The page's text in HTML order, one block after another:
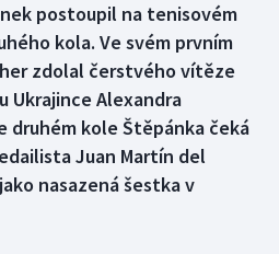
postoupil na tenisovém
kola. Ve svém prvním
zdolal čerstvého vítěze
Ukrajince Alexandra
druhém kole Štěpánka čeká
Juan Martín del
nasazená šestka v